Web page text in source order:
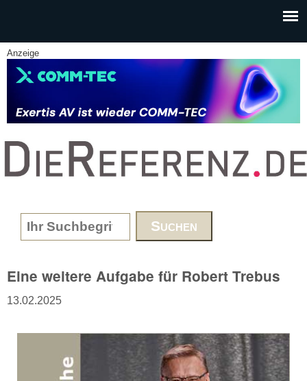
Anzeige
www.DieReferenz.de
Search form
Eine weitere Aufgabe für Robert Trebus
13.02.2025